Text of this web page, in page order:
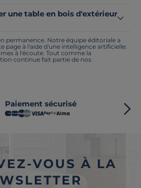
une table en bois d'extérieur
permanence. Notre équipe éditoriale a
page à l'aide d'une intelligence artificielle.
à l'écoute. Tout comme la
continue fait partie de nos
Paiement sécurisé
VOUS À LA